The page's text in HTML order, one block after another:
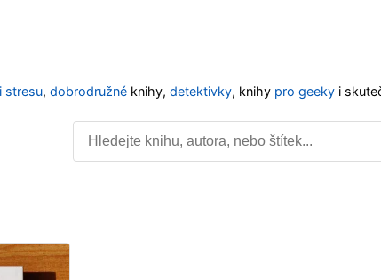
stresu, dobrodružné knihy, detektivky, knihy pro geeky i